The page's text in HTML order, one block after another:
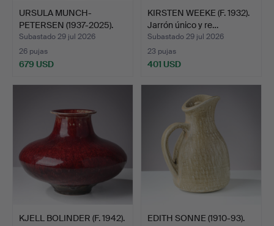
URSULA MUNCH-
PETERSEN (1937-2025).
Obra es…
Subastado 29 jul 2026
26 pujas
679 USD
KIRSTEN WEEKE (F. 1932).
Jarrón único y re…
Subastado 29 jul 2026
23 pujas
401 USD
KJELL BOLINDER (F. 1942).
EDITH SONNE (1910-93).